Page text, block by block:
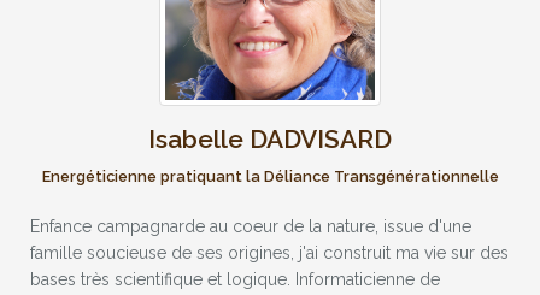
Isabelle DADVISARD
Energéticienne pratiquant la Déliance Transgénérationnelle
Enfance campagnarde au coeur de la nature, issue d'une
famille soucieuse de ses origines, j'ai construit ma vie sur des
bases très scientifique et logique. Informaticienne de